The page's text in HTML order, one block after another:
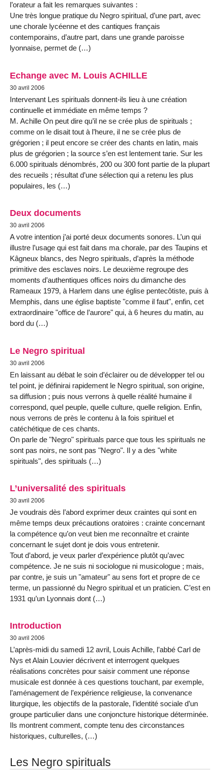
l’orateur a fait les remarques suivantes :
Une très longue pratique du Negro spiritual, d’une part, avec
une chorale lycéenne et des cantiques français
contemporains, d’autre part, dans une grande paroisse
lyonnaise, permet de (…)
Echange avec M. Louis ACHILLE
30 avril 2006
Intervenant Les spirituals donnent-ils lieu à une création
continuelle et immédiate en même temps ?
M. Achille On peut dire qu’il ne se crée plus de spirituals ;
comme on le disait tout à l’heure, il ne se crée plus de
grégorien ; il peut encore se créer des chants en latin, mais
plus de grégorien ; la source s’en est lentement tarie. Sur les
6.000 spirituals dénombrés, 200 ou 300 font partie de la plupart
des recueils ; résultat d’une sélection qui a retenu les plus
populaires, les (…)
Deux documents
30 avril 2006
A votre intention j’ai porté deux documents sonores. L’un qui
illustre l’usage qui est fait dans ma chorale, par des Taupins et
Kâgneux blancs, des Negro spirituals, d’après la méthode
primitive des esclaves noirs. Le deuxième regroupe des
moments d’authentiques offices noirs du dimanche des
Rameaux 1979, à Harlem dans une église pentecôtiste, puis à
Memphis, dans une église baptiste "comme il faut", enfin, cet
extraordinaire "office de l’aurore" qui, à 6 heures du matin, au
bord du (…)
Le Negro spiritual
30 avril 2006
En laissant au débat le soin d’éclairer ou de développer tel ou
tel point, je définirai rapidement le Negro spiritual, son origine,
sa diffusion ; puis nous verrons à quelle réalité humaine il
correspond, quel peuple, quelle culture, quelle religion. Enfin,
nous verrons de près le contenu à la fois spirituel et
catéchétique de ces chants.
On parle de "Negro" spirituals parce que tous les spirituals ne
sont pas noirs, ne sont pas "Negro". Il y a des "white
spirituals", des spirituals (…)
L’universalité des spirituals
30 avril 2006
Je voudrais dès l’abord exprimer deux craintes qui sont en
même temps deux précautions oratoires : crainte concernant
la compétence qu’on veut bien me reconnaître et crainte
concernant le sujet dont je dois vous entretenir.
Tout d’abord, je veux parler d’expérience plutôt qu’avec
compétence. Je ne suis ni sociologue ni musicologue ; mais,
par contre, je suis un "amateur" au sens fort et propre de ce
terme, un passionné du Negro spiritual et un praticien. C’est en
1931 qu’un Lyonnais dont (…)
Introduction
30 avril 2006
L’après-midi du samedi 12 avril, Louis Achille, l’abbé Carl de
Nys et Alain Louvier décrivent et interrogent quelques
réalisations concrètes pour saisir comment une réponse
musicale est donnée à ces questions touchant, par exemple,
l’aménagement de l’expérience religieuse, la convenance
liturgique, les objectifs de la pastorale, l’identité sociale d’un
groupe particulier dans une conjoncture historique déterminée.
Ils montrent comment, compte tenu des circonstances
historiques, culturelles, (…)
Les Negro spirituals